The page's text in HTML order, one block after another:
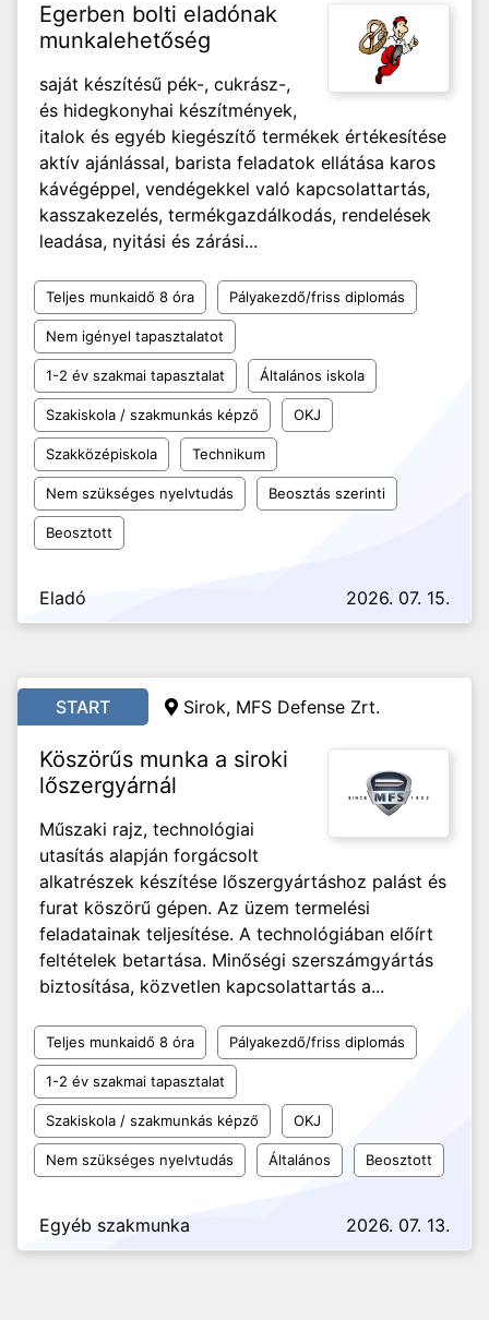
Egerben bolti eladónak
munkalehetőség
saját készítésű pék-, cukrász-,
és hidegkonyhai készítmények,
italok és egyéb kiegészítő termékek értékesítése
aktív ajánlással, barista feladatok ellátása karos
kávégéppel, vendégekkel való kapcsolattartás,
kasszakezelés, termékgazdálkodás, rendelések
leadása, nyitási és zárási...
Teljes munkaidő 8 óra Pályakezdő/friss diplomás
Nem igényel tapasztalatot
1-2 év szakmai tapasztalat Általános iskola
Szakiskola / szakmunkás képző OKJ
Szakközépiskola Technikum
Nem szükséges nyelvtudás Beosztás szerinti
Beosztott
Eladó 2026. 07. 15.
START Sirok, MFS Defense Zrt.
Köszörűs munka a siroki
lőszergyárnál
Műszaki rajz, technológiai
utasítás alapján forgácsolt
alkatrészek készítése lőszergyártáshoz palást és
furat köszörű gépen. Az üzem termelési
feladatainak teljesítése. A technológiában előírt
feltételek betartása. Minőségi szerszámgyártás
biztosítása, közvetlen kapcsolattartás a...
Teljes munkaidő 8 óra Pályakezdő/friss diplomás
1-2 év szakmai tapasztalat
Szakiskola / szakmunkás képző OKJ
Nem szükséges nyelvtudás Általános Beosztott
Egyéb szakmunka 2026. 07. 13.